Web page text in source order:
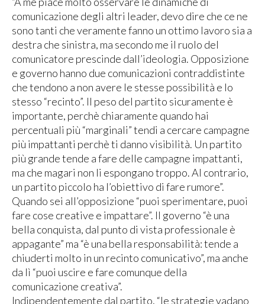
comunicazione degli altri leader, devo dire che ce ne
sono tanti che veramente fanno un ottimo lavoro sia a
destra che sinistra, ma secondo me il ruolo del
comunicatore prescinde dall’ideologia. Opposizione
e governo hanno due comunicazioni contraddistinte
che tendono a non avere le stesse possibilità e lo
stesso “recinto”. Il peso del partito sicuramente è
importante, perchè chiaramente quando hai
percentuali più “marginali” tendi a cercare campagne
più impattanti perchè ti danno visibilità. Un partito
più grande tende a fare delle campagne impattanti,
ma che magari non li espongano troppo. Al contrario,
un partito piccolo ha l’obiettivo di fare rumore”.
Quando sei all’opposizione “puoi sperimentare, puoi
fare cose creative e impattare”. Il governo “è una
bella conquista, dal punto di vista professionale è
appagante” ma “è una bella responsabilità: tende a
chiuderti molto in un recinto comunicativo”, ma anche
da lì “puoi uscire e fare comunque della
comunicazione creativa”.
Indipendentemente dal partito, “le strategie vadano